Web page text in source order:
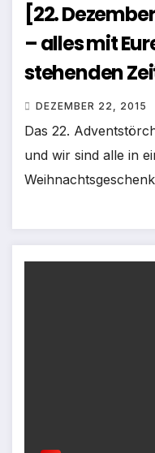
[22.
– alles mit
stehenden
DEZEMBER 22, 2015
Das 22.
und wir sind alle in